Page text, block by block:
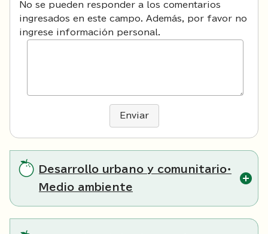
No se pueden responder a los comentarios
ingresados en este campo. Además, por favor no
ingrese información personal.
Enviar
Desarrollo urbano y comunitario・
Medio ambiente